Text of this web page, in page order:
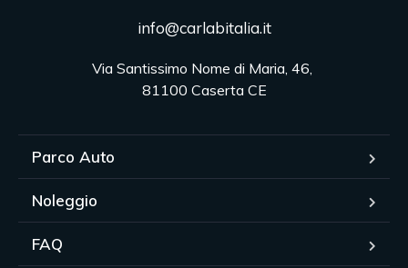
info@carlabitalia.it
Via Santissimo Nome di Maria, 46,
81100 Caserta CE
Parco Auto
Noleggio
FAQ